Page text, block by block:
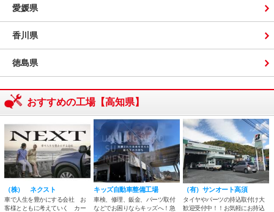
愛媛県
香川県
徳島県
おすすめの工場【高知県】
（株） ネクスト
車で人生を豊かにする会社 お
客様とともに考えていく カー
キッズ自動車整備工場
車検、修理、鈑金、パーツ取付
などでお困りならキッズへ！急
（有）サンオート高須
タイヤやパーツの持込取付け大
歓迎受付中！！お気軽にお持込